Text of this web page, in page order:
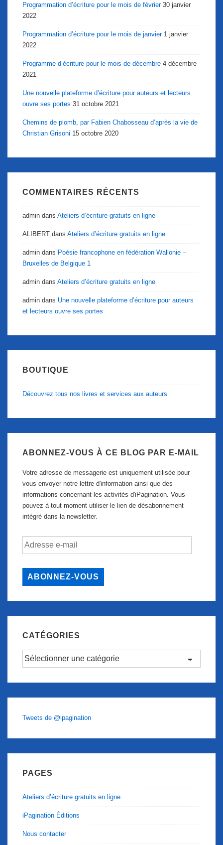
Programmation d’écriture pour le mois de février 30 janvier
2022
Programmation d’écriture pour le mois de janvier 1 janvier
2022
Programme d’écriture pour le mois de décembre 4 décembre
2021
Une nouvelle plateforme d’écriture pour auteurs et lecteurs
ouvre ses portes 31 octobre 2021
Chemins de plomb, par Fabien Chabosseau d’après la vie de
Christian Grisoni 15 octobre 2020
COMMENTAIRES RÉCENTS
admin dans Ateliers d’écriture gratuits en ligne
ALIBERT dans Ateliers d’écriture gratuits en ligne
admin dans Poésie francophone en fédération Wallonie –
Bruxelles de Belgique 1
admin dans Ateliers d’écriture gratuits en ligne
admin dans Une nouvelle plateforme d’écriture pour auteurs
et lecteurs ouvre ses portes
BOUTIQUE
Découvrez tous nos livres et services aux auteurs
ABONNEZ-VOUS À CE BLOG PAR E-MAIL
Votre adresse de messagerie est uniquement utilisée pour
vous envoyer notre lettre d'information ainsi que des
informations concernant les activités d'iPagination. Vous
pouvez à tout moment utiliser le lien de désabonnement
intégré dans la newsletter.
Adresse
ABONNEZ-VOUS
CATÉGORIES
Catégories
Tweets de @ipagination
PAGES
Ateliers d’écriture gratuits en ligne
iPagination Éditions
Nous contacter